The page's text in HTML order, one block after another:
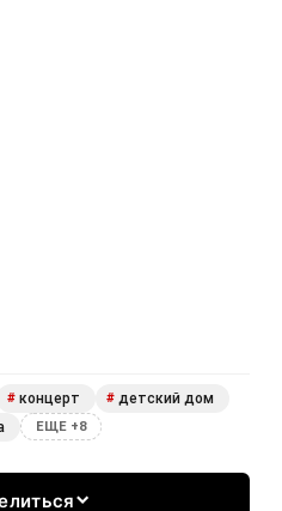
# концерт # детский дом
ЕЩЕ +8